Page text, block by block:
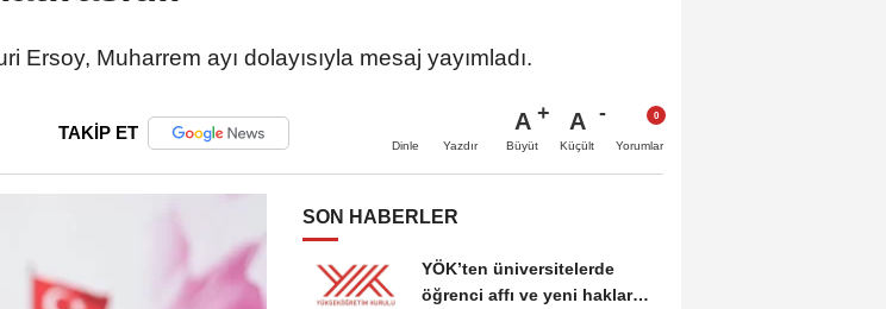
Ersoy, Muharrem ayı dolayısıyla mesaj yayımladı.
TAKİP ET
Dinle Yazdır
A
Büyüt
A
Küçült Yorumlar
SON HABERLER
YÖK’ten üniversitelerde
öğrenci affı ve yeni haklar